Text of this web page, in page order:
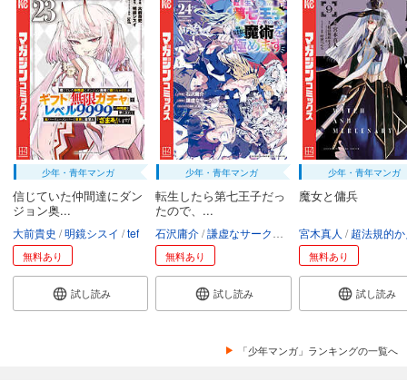
少年・青年マンガ
信じていた仲間達にダン
ジョン奥...
大前貴史 明鏡シスイ tef
無料あり
試し読み
少年・青年マンガ
転生したら第七王子だっ
たので、...
石沢庸介 謙虚なサークル メル。
無料あり
試し読み
少年・青年マンガ
魔女と傭兵
宮木真人 超法規的か
無料あり
試し読み
「少年マンガ」ランキングの一覧へ